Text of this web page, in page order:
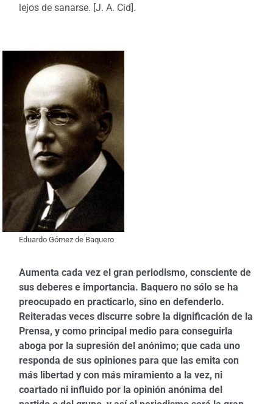
lejos de sanarse. [J. A. Cid].
Eduardo Gómez de Baquero
Aumenta cada vez el gran periodismo, consciente de
sus deberes e importancia. Baquero no sólo se ha
preocupado en practicarlo, sino en defenderlo.
Reiteradas veces discurre sobre la dignificación de la
Prensa, y como principal medio para conseguirla
aboga por la supresión del anónimo; que cada uno
responda de sus opiniones para que las emita con
más libertad y con más miramiento a la vez, ni
coartado ni influido por la opinión anónima del